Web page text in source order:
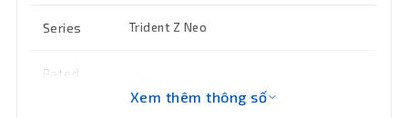
Series Trident Z Neo
Rated
Xem thêm thông số